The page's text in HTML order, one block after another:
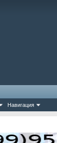
Навигация